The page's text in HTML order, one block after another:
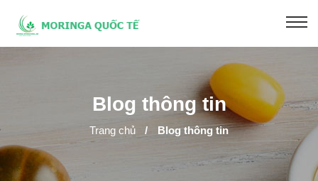
Chùm Ngây Bảo Vệ Sức Khỏe
Chùm Ngây Làm Đẹp
Blog thông tin
Trang chủ Blog thông tin